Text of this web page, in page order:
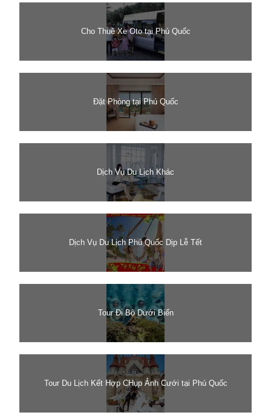
Cho Thuê Xe Oto tại Phú Quốc
Đặt Phòng tại Phú Quốc
Dịch Vụ Du Lịch Khác
Dịch Vụ Du Lịch Phú Quốc Dịp Lễ Tết
Tour Đi Bộ Dưới Biển
Tour Du Lịch Kết Hợp CHụp Ảnh Cưới tại Phú Quốc